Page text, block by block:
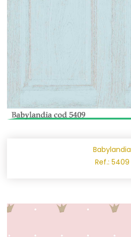
Babylandia
Ref.: 5409